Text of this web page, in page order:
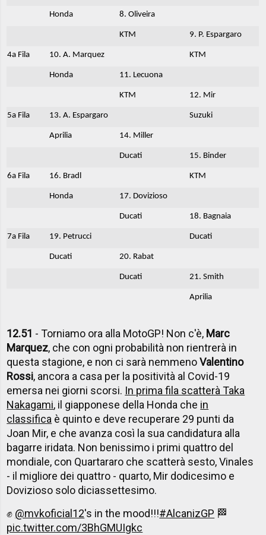
Honda 8. Oliveira
KTM 9. P. Espargaro
4a Fila 10. A. Marquez KTM
Honda 11. Lecuona
KTM 12. Mir
5a Fila 13. A. Espargaro Suzuki
Aprilia 14. Miller
Ducati 15. Binder
6a Fila 16. Bradl KTM
Honda 17. Dovizioso
Ducati 18. Bagnaia
7a Fila 19. Petrucci Ducati
Ducati 20. Rabat
Ducati 21. Smith
Aprilia
12.51 - Torniamo ora alla MotoGP! Non c'è, Marc
Marquez, che con ogni probabilità non rientrerà in
questa stagione, e non ci sarà nemmenoValentino
Rossi, ancora a casa per la positività al Covid-19
emersa nei giorni scorsi. In prima fila scatterà Taka
Nakagami, il giapponese della Honda che in
classifica è quinto e deve recuperare 29 punti da
Joan Mir, e che avanza così la sua candidatura alla
bagarre iridata. Non benissimo i primi quattro del
mondiale, con Quartararo che scatterà sesto, Vinales
- il migliore dei quattro - quarto, Mir dodicesimo e
Dovizioso solo diciassettesimo.
✊ @mvkoficial12's in the mood!!!#AlcanizGP 🏁
pic.twitter.com/3BhGMUIgkc